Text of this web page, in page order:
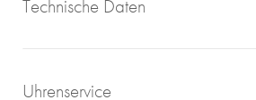
Technische Daten
Uhrenservice